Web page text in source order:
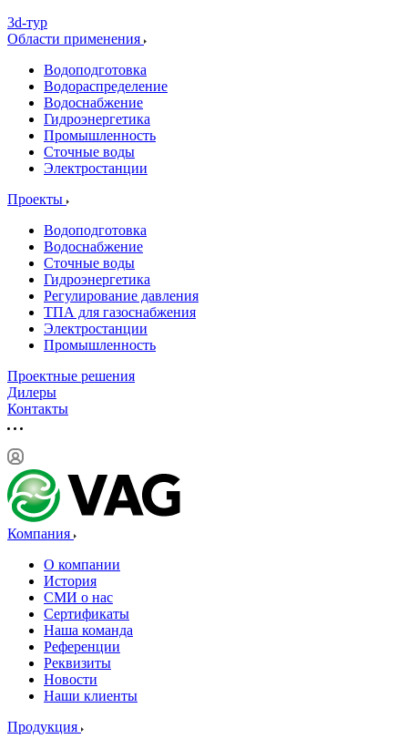
3d-тур
Области применения
Водоподготовка
Водораспределение
Водоснабжение
Гидроэнергетика
Промышленность
Сточные воды
Электростанции
Проекты
Водоподготовка
Водоснабжение
Сточные воды
Гидроэнергетика
Регулирование давления
ТПА для газоснабжения
Электростанции
Промышленность
Проектные решения
Дилеры
Контакты
Компания
О компании
История
СМИ о нас
Cертификаты
Наша команда
Референции
Реквизиты
Новости
Наши клиенты
Продукция